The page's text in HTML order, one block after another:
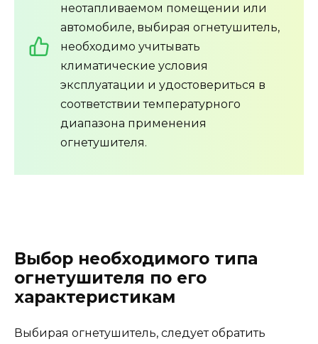
неотапливаемом помещении или
автомобиле, выбирая огнетушитель,
необходимо учитывать
климатические условия
эксплуатации и удостовериться в
соответствии температурного
диапазона применения
огнетушителя.
Выбор необходимого типа
огнетушителя по его
характеристикам
Выбирая огнетушитель, следует обратить